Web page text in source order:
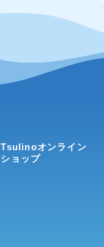
Tsulinoオンライン
ショップ